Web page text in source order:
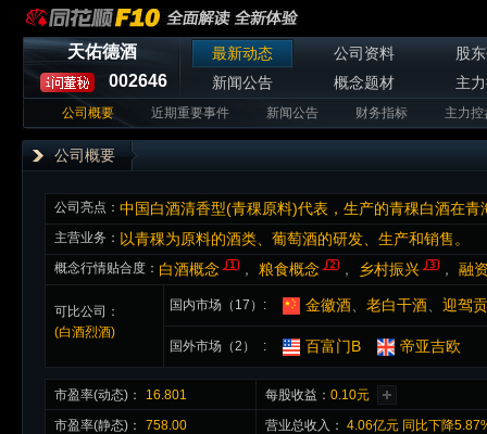
天佑德酒
002646
最新动态 公司资料
股
新闻公告
概念题材 主
公司概要 近期重要事件 新闻公告 财务指标 主力控
公司概要
公司亮点： 中国白酒清香型(青稞原料)代表，生产的青稞白酒在青
主营业务： 以青稞为原料的酒类、葡萄酒的研发、生产和销售。
概念行情贴合度： 白酒概念 ， 粮食概念 ， 乡村振兴 ， 融
可比公司：
(白酒烈酒)
国内市场（17） 金徽酒 老白干酒 迎驾
国外市场（2） 百富门B 帝亚吉欧
市盈率(动态)： 16.801 每股收益： 0.10元
市盈率(静态)：
758.00 营业总收入： 4.06亿元 同比下降